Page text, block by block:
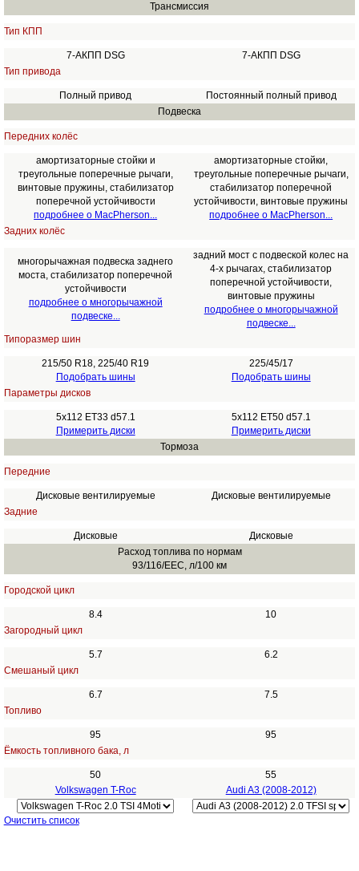
Трансмиссия
Тип КПП
7-АКПП DSG
7-АКПП DSG
Тип привода
Полный привод
Постоянный полный привод
Подвеска
Передних колёс
амортизаторные стойки и
треугольные поперечные рычаги,
винтовые пружины, стабилизатор
поперечной устойчивости
подробнее о MacPherson...
амортизаторные стойки,
треугольные поперечные рычаги,
стабилизатор поперечной
устойчивости, винтовые пружины
подробнее о MacPherson...
Задних колёс
многорычажная подвеска заднего
моста, стабилизатор поперечной
устойчивости
подробнее о многорычажной
подвеске...
задний мост с подвеской колес на
4-х рычагах, стабилизатор
поперечной устойчивости,
винтовые пружины
подробнее о многорычажной
подвеске...
Типоразмер шин
215/50 R18, 225/40 R19
Подобрать шины
225/45/17
Подобрать шины
Параметры дисков
5x112 ET33 d57.1
Примерить диски
5x112 ET50 d57.1
Примерить диски
Тормоза
Передние
Дисковые вентилируемые
Дисковые вентилируемые
Задние
Дисковые
Дисковые
Расход топлива по нормам
93/116/EEC, л/100 км
Городской цикл
8.4
10
Загородный цикл
5.7
6.2
Смешаный цикл
6.7
7.5
Топливо
95
95
Ёмкость топливного бака, л
50
55
Volkswagen T-Roc
Audi A3 (2008-2012)
Очистить список